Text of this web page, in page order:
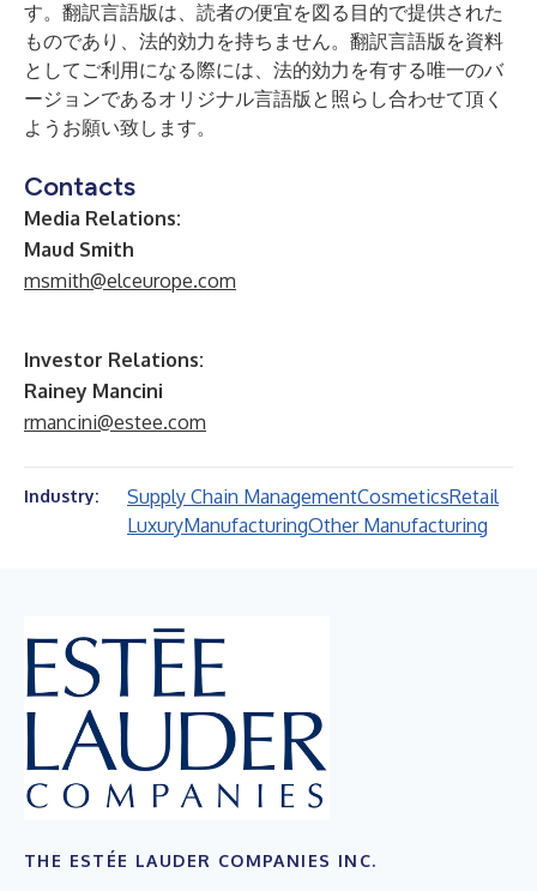
す。翻訳言語版は、読者の便宜を図る目的で提供された
ものであり、法的効力を持ちません。翻訳言語版を資料
としてご利用になる際には、法的効力を有する唯一のバ
ージョンであるオリジナル言語版と照らし合わせて頂く
ようお願い致します。
Contacts
Media Relations:
Maud Smith
msmith@elceurope.com
Investor Relations:
Rainey Mancini
rmancini@estee.com
Industry: Supply Chain ManagementCosmeticsRetail
LuxuryManufacturingOther Manufacturing
THE ESTÉE LAUDER COMPANIES INC.